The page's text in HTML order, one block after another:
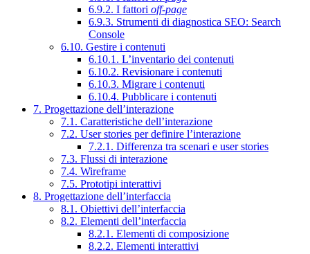
6.9.2. I fattori off-page
6.9.3. Strumenti di diagnostica SEO: Search
Console
6.10. Gestire i contenuti
6.10.1. L’inventario dei contenuti
6.10.2. Revisionare i contenuti
6.10.3. Migrare i contenuti
6.10.4. Pubblicare i contenuti
7. Progettazione dell’interazione
7.1. Caratteristiche dell’interazione
7.2. User stories per definire l’interazione
7.2.1. Differenza tra scenari e user stories
7.3. Flussi di interazione
7.4. Wireframe
7.5. Prototipi interattivi
8. Progettazione dell’interfaccia
8.1. Obiettivi dell’interfaccia
8.2. Elementi dell’interfaccia
8.2.1. Elementi di composizione
8.2.2. Elementi interattivi